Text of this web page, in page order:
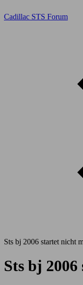
Cadillac STS Forum
Sts bj 2006 startet nicht
Sts bj